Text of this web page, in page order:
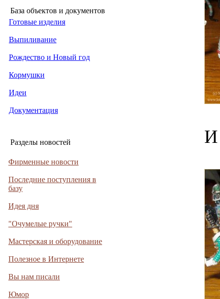
База объектов и документов
Готовые изделия
Выпиливание
Рождество и Новый год
Кормушки
Идеи
Документация
Разделы новостей
Фирменные новости
Последние поступления в
базу
Идея дня
"Очумелые ручки"
Мастерская и оборудование
Полезное в Интернете
Вы нам писали
Юмор
И